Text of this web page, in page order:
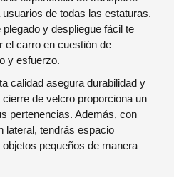
de todas las estaturas.
y despliegue fácil te
el carro en cuestión de
y esfuerzo.
calidad asegura durabilidad y
de velcro proporciona un
pertenencias. Además, con
lateral, tendrás espacio
pequeños de manera